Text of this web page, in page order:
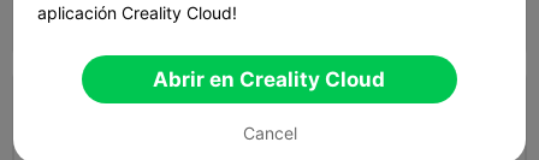
 01h 19m
0.2mm layer, 2 walls, 15 infill
aplicación Creality Cloud!
Abrir en Creality Cloud
Cancel